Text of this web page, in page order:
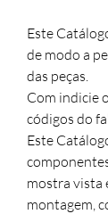
Este
de modo a
das peças.
Com indicie
códigos do
Este
mostra vista
montagem,